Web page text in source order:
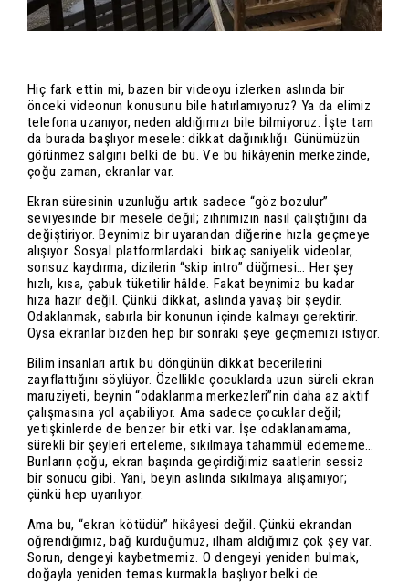
Hiç fark ettin mi, bazen bir videoyu izlerken aslında bir
önceki videonun konusunu bile hatırlamıyoruz? Ya da elimiz
telefona uzanıyor, neden aldığımızı bile bilmiyoruz. İşte tam
da burada başlıyor mesele: dikkat dağınıklığı. Günümüzün
görünmez salgını belki de bu. Ve bu hikâyenin merkezinde,
çoğu zaman, ekranlar var.
Ekran süresinin uzunluğu artık sadece “göz bozulur”
seviyesinde bir mesele değil; zihnimizin nasıl çalıştığını da
değiştiriyor. Beynimiz bir uyarandan diğerine hızla geçmeye
alışıyor. Sosyal platformlardaki birkaç saniyelik videolar,
sonsuz kaydırma, dizilerin “skip intro” düğmesi… Her şey
hızlı, kısa, çabuk tüketilir hâlde. Fakat beynimiz bu kadar
hıza hazır değil. Çünkü dikkat, aslında yavaş bir şeydir.
Odaklanmak, sabırla bir konunun içinde kalmayı gerektirir.
Oysa ekranlar bizden hep bir sonraki şeye geçmemizi istiyor.
Bilim insanları artık bu döngünün dikkat becerilerini
zayıflattığını söylüyor. Özellikle çocuklarda uzun süreli ekran
maruziyeti, beynin “odaklanma merkezleri”nin daha az aktif
çalışmasına yol açabiliyor. Ama sadece çocuklar değil;
yetişkinlerde de benzer bir etki var. İşe odaklanamama,
sürekli bir şeyleri erteleme, sıkılmaya tahammül edememe…
Bunların çoğu, ekran başında geçirdiğimiz saatlerin sessiz
bir sonucu gibi. Yani, beyin aslında sıkılmaya alışamıyor;
çünkü hep uyarılıyor.
Ama bu, “ekran kötüdür” hikâyesi değil. Çünkü ekrandan
öğrendiğimiz, bağ kurduğumuz, ilham aldığımız çok şey var.
Sorun, dengeyi kaybetmemiz. O dengeyi yeniden bulmak,
doğayla yeniden temas kurmakla başlıyor belki de.